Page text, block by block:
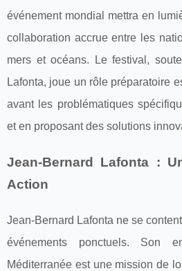
événement mondial mettra en
collaboration accrue entre les
mers et océans. Le festival,
Lafonta, joue un rôle préparatoire
avant les problématiques
et en proposant des solutions
Jean-Bernard Lafonta :
Action
Jean-Bernard Lafonta ne se
événements ponctuels. Son
Méditerranée est une mission de